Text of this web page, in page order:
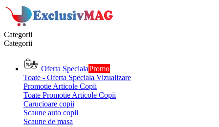
Categorii
Categorii
Oferta SpecialaPromo
Toate - Oferta Speciala Vizualizare
Promotie Articole Copii
Toate Promotie Articole Copii
Carucioare copii
Scaune auto copii
Scaune de masa